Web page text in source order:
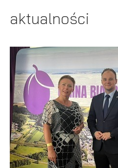
aktualności